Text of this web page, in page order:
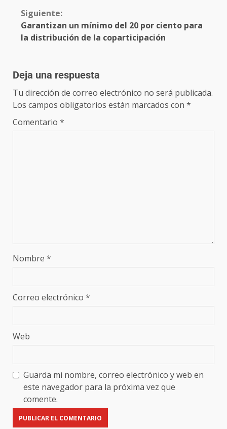
Siguiente:
Garantizan un mínimo del 20 por ciento para
la distribución de la coparticipación
Deja una respuesta
Tu dirección de correo electrónico no será publicada.
Los campos obligatorios están marcados con *
Comentario *
Nombre *
Correo electrónico *
Web
Guarda mi nombre, correo electrónico y web en
este navegador para la próxima vez que
comente.